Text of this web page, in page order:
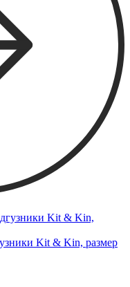
Kit & Kin, размер